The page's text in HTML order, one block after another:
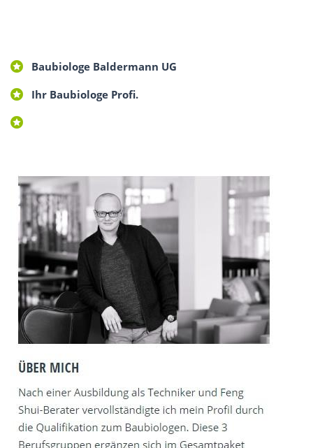
Baubiologe Baldermann UG
Ihr Baubiologe Profi.